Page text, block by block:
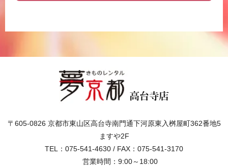
〒605-0826 京都市東山区高台寺南門通下河原東入桝屋町362番地5
ますや2F
TEL：075-541-4630 / FAX：075-541-3170
営業時間：9:00～18:00